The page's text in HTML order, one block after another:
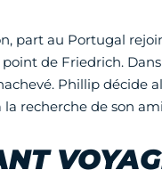
part au Portugal
point de Friedrich.
Phillip décide
recherche de son